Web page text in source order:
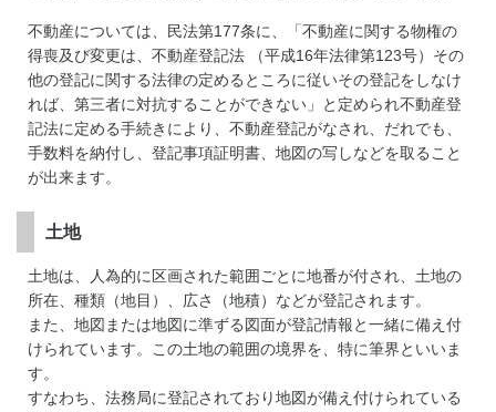
不動産については、民法第177条に、「不動産に関する物権の
得喪及び変更は、不動産登記法 （平成16年法律第123号）その
他の登記に関する法律の定めるところに従いその登記をしなけ
れば、第三者に対抗することができない」と定められ不動産登
記法に定める手続きにより、不動産登記がなされ、だれでも、
手数料を納付し、登記事項証明書、地図の写しなどを取ること
が出来ます。
土地
土地は、人為的に区画された範囲ごとに地番が付され、土地の
所在、種類（地目）、広さ（地積）などが登記されます。
また、地図または地図に準ずる図面が登記情報と一緒に備え付
けられています。この土地の範囲の境界を、特に筆界といいま
す。
すなわち、法務局に登記されており地図が備え付けられている